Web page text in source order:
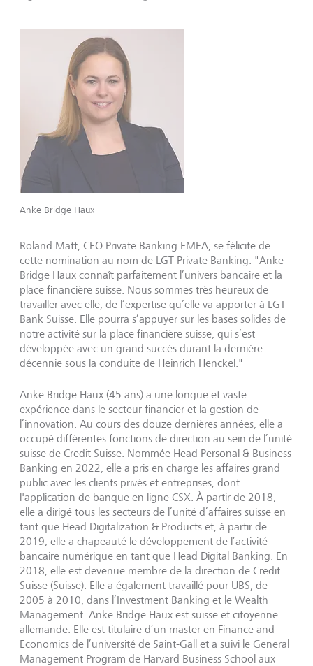
Anke Bridge Haux
Roland Matt, CEO Private Banking EMEA, se félicite de
cette nomination au nom de LGT Private Banking: "Anke
Bridge Haux connaît parfaitement l’univers bancaire et la
place financière suisse. Nous sommes très heureux de
travailler avec elle, de l’expertise qu’elle va apporter à LGT
Bank Suisse. Elle pourra s’appuyer sur les bases solides de
notre activité sur la place financière suisse, qui s’est
développée avec un grand succès durant la dernière
décennie sous la conduite de Heinrich Henckel."
Anke Bridge Haux (45 ans) a une longue et vaste
expérience dans le secteur financier et la gestion de
l’innovation. Au cours des douze dernières années, elle a
occupé différentes fonctions de direction au sein de l’unité
suisse de Credit Suisse. Nommée Head Personal & Business
Banking en 2022, elle a pris en charge les affaires grand
public avec les clients privés et entreprises, dont
l'application de banque en ligne CSX. À partir de 2018,
elle a dirigé tous les secteurs de l’unité d’affaires suisse en
tant que Head Digitalization & Products et, à partir de
2019, elle a chapeauté le développement de l’activité
bancaire numérique en tant que Head Digital Banking. En
2018, elle est devenue membre de la direction de Credit
Suisse (Suisse). Elle a également travaillé pour UBS, de
2005 à 2010, dans l’Investment Banking et le Wealth
Management. Anke Bridge Haux est suisse et citoyenne
allemande. Elle est titulaire d’un master en Finance and
Economics de l’université de Saint-Gall et a suivi le General
Management Program de Harvard Business School aux